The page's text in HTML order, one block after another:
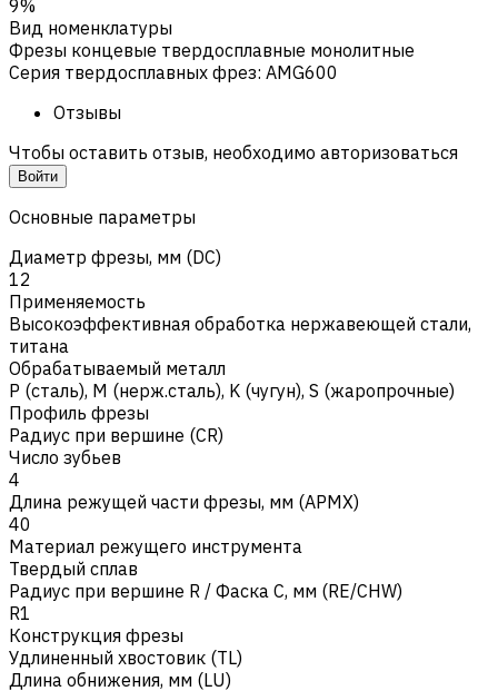
9%
Вид номенклатуры
Фрезы концевые твердосплавные монолитные
Серия твердосплавных фрез: AMG600
Отзывы
Чтобы оставить отзыв, необходимо авторизоваться
Войти
Основные параметры
Диаметр фрезы, мм (DC)
12
Применяемость
Высокоэффективная обработка нержавеющей стали,
титана
Обрабатываемый металл
Р (сталь), M (нерж.сталь), K (чугун), S (жаропрочные)
Профиль фрезы
Радиус при вершине (CR)
Число зубьев
4
Длина режущей части фрезы, мм (APMX)
40
Материал режущего инструмента
Твердый сплав
Радиус при вершине R / Фаска C, мм (RE/CHW)
R1
Конструкция фрезы
Удлиненный хвостовик (TL)
Длина обнижения, мм (LU)